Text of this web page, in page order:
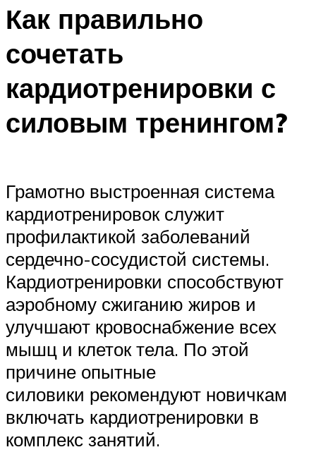
ОЧИСТКА БАССЕЙНОВ
Как правильно
сочетать
кардиотренировки с
силовым тренингом?
Грамотно выстроенная система
кардиотренировок служит
профилактикой заболеваний
сердечно-сосудистой системы.
Кардиотренировки способствуют
аэробному сжиганию жиров и
улучшают кровоснабжение всех
мышц и клеток тела. По этой
причине опытные
силовики рекомендуют новичкам
включать кардиотренировки в
комплекс занятий.